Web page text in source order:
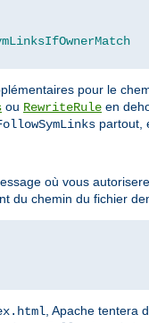
pour le
ou RewriteRule en
partout,
où vous
du chemin du fichier
, Apache tentera